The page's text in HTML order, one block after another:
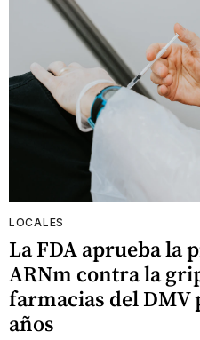
LOCALES
La FDA aprueba la
ARNm contra la
farmacias del DMV
años